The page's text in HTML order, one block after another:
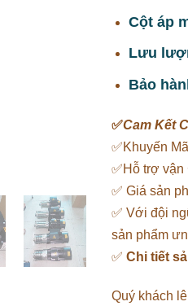
Cột áp
Lưu
Bảo
✅Cam Kết
✅Khuyến
✅Hỗ trợ vận
✅ Giá sản
✅ Với đội
sản phẩm
✅Chi tiết
Quý khách